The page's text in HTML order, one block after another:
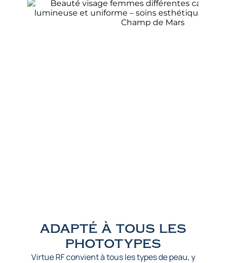
adapté à tous les
phototypes
Virtue RF convient à tous les types de peau, y